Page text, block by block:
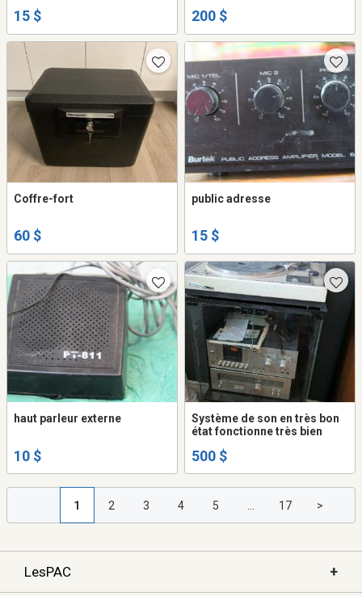
15 $ 200 $
Coffre-fort
60 $
public adresse
15 $
haut parleur externe
10 $
Système de son en très bon
état fonctionne très bien
500 $
1 2 3 4 5 17 >
LesPAC +